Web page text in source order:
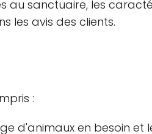
au sanctuaire, les
les avis des clients.
:
d'animaux en besoin et